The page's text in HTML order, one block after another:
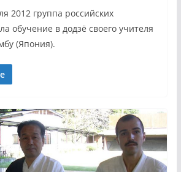
2012 группа российских
обучение в додзё своего учителя
(Япония).